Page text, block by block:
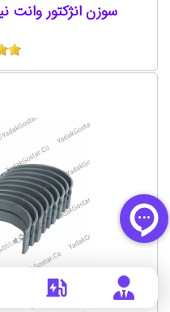
سوزن انژکتور وانت